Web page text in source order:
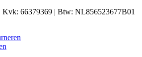
| Kvk: 66379369 | Btw: NL856523677B01